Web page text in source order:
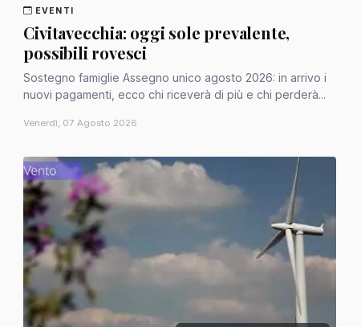
EVENTI
Civitavecchia: oggi sole prevalente,
possibili rovesci
Sostegno famiglie Assegno unico agosto 2026: in arrivo i
nuovi pagamenti, ecco chi riceverà di più e chi perderà...
Venerdì, 07 Agosto 2026